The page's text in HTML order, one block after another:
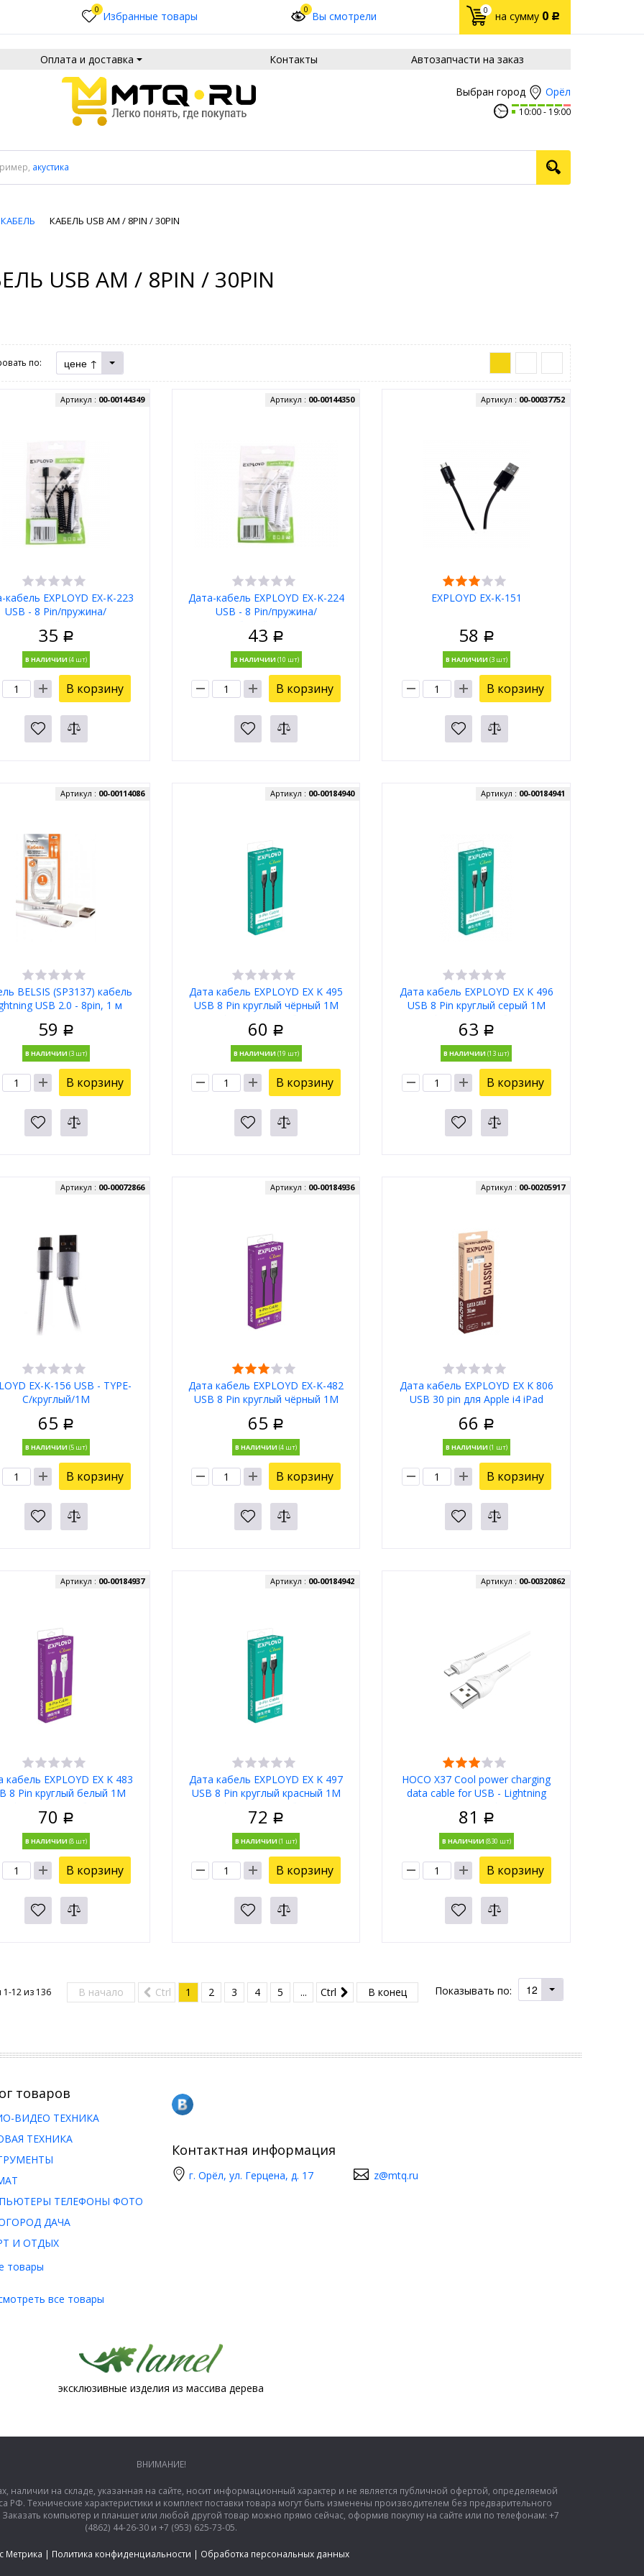
0 Избранные товары 0 Вы смотрели 0 на сумму 0 Р
Оплата и доставка Контакты Автозапчасти на заказ
Выбран город Орёл
10:00 19:00
акустика
КАБЕЛЬ USB AM / 8PIN / 30PIN
USB AM / 8PIN / 30PIN
по: цене ↑
кабель EXPLOYD EX-K-223
USB - 8 Pin/пружина/
Артикул : 00-00144349
35 Р
В НАЛИЧИИ
В корзину
Дата-кабель EXPLOYD EX-K-224
USB - 8 Pin/пружина/
Артикул : 00-00144350
43 Р
В НАЛИЧИИ
В корзину
EXPLOYD EX-K-151
Артикул : 00-00037752
58 Р
В НАЛИЧИИ
В корзину
BELSIS (SP3137) кабель
USB 2.0 - 8pin, 1 м
Артикул : 00-00114086
59 Р
В НАЛИЧИИ
В корзину
Дата кабель EXPLOYD EX K 495
USB 8 Pin круглый чёрный 1М
Артикул : 00-00184940
60 Р
В НАЛИЧИИ
В корзину
Дата кабель EXPLOYD EX K 496
USB 8 Pin круглый серый 1М
Артикул : 00-00184941
63 Р
В НАЛИЧИИ
В корзину
EX-K-156 USB - TYPE-
C/круглый/1М
Артикул : 00-00072866
65 Р
В НАЛИЧИИ
В корзину
Дата кабель EXPLOYD EX-K-482
USB 8 Pin круглый чёрный 1М
Артикул : 00-00184936
65 Р
В НАЛИЧИИ
В корзину
Дата кабель EXPLOYD EX K 806
USB 30 pin для Apple i4 iPad
Артикул : 00-00205917
66 Р
В НАЛИЧИИ
В корзину
кабель EXPLOYD EX K 483
8 Pin круглый белый 1М
Артикул : 00-00184937
70 Р
В НАЛИЧИИ
В корзину
Дата кабель EXPLOYD EX K 497
USB 8 Pin круглый красный 1М
Артикул : 00-00184942
72 Р
В НАЛИЧИИ
В корзину
HOCO X37 Cool power charging
data cable for USB - Lightning
Артикул : 00-00320862
81 Р
В НАЛИЧИИ
В корзину
Показывать по: 12
12 из 136 В начало Ctrl 1 2 3 4 5 ... Ctrl В конец
товаров
товары
ВИДЕО ТЕХНИКА
ТЕХНИКА
ТЕЛЕФОНЫ ФОТО
ДАЧА
И ОТДЫХ
все товары
Контактная информация
г. Орёл, ул. Герцена, д. 17 z@mtq.ru
эксклюзивные изделия из массива дерева
ВНИМАНИЕ!
наличии на складе, указанная на сайте, носит информационный характер и не является публичной офертой, определяемой
Технические характеристики и комплект поставки товара могут быть изменены производителем без предварительного
компьютер и планшет или любой другой товар можно прямо сейчас, оформив покупку на сайте или по телефонам: +7
(4862) 44-26-30 и +7 (953) 625-73-05.
Метрика | Политика конфиденциальности | Обработка персональных данных